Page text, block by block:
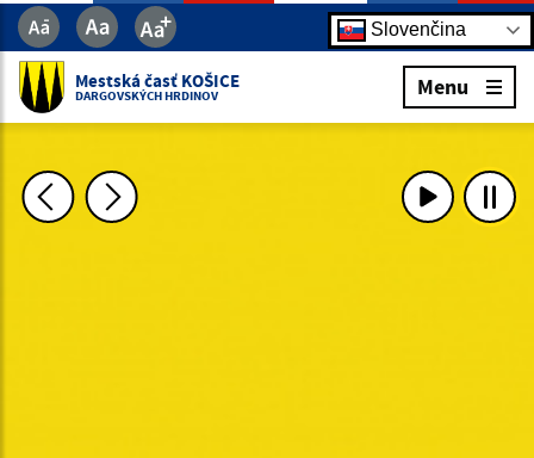
Slovenčina
Mestská časť KOŠICE
DARGOVSKÝCH HRDINOV Menu